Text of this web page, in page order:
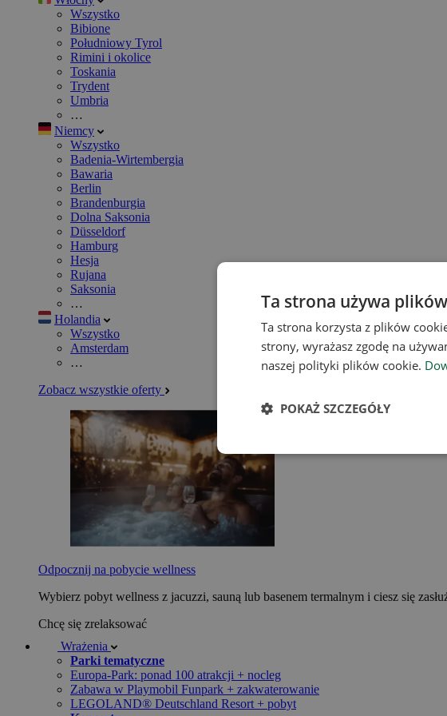
Wszystko
Bibione
Południowy Tyrol
Rimini i okolice
Toskania
Trydent
Umbria
…
Niemcy
Wszystko
Badenia-Wirtembergia
Bawaria
Berlin
Brandenburgia
Dolna Saksonia
Düsseldorf
Hamburg
Hesja
Rujana
Saksonia
…
Holandia
Wszystko
Amsterdam
…
Zobacz wszystkie oferty
Odpocznij na pobycie wellness
Wybierz pobyt wellness z jacuzzi, sauną lub basenem termalnym i ciesz się
Chcę się zrelaksować
Wrażenia
Parki tematyczne
Europa-Park: ponad 100 atrakcji + nocleg
Zabawa w Playmobil Funpark + zakwaterowanie
LEGOLAND® Deutschland Resort + pobyt
Ta strona używa
Ta strona korzysta z plików
strony, wyrażasz zgodę na
naszej polityki plików cookie.
POKAŻ SZCZEGÓŁY